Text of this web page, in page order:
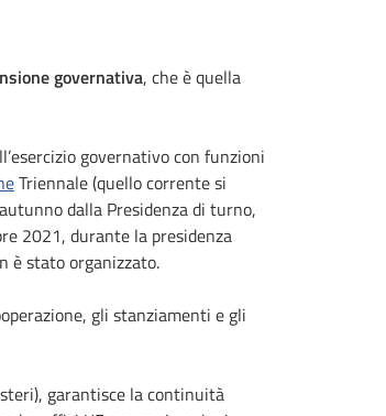
governativa, che è quella
governativo con funzioni
Triennale (quello corrente si
dalla Presidenza di turno,
2021, durante la presidenza
è stato organizzato.
gli stanziamenti e gli
garantisce la continuità